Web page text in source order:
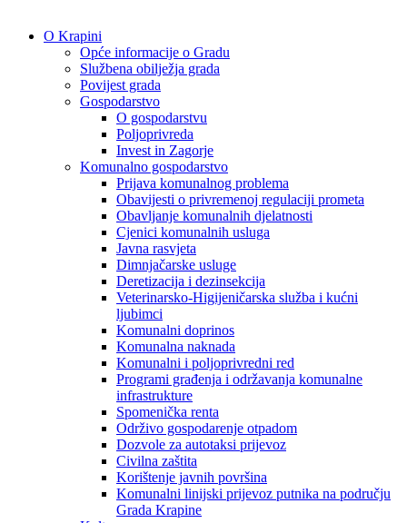
O Krapini
Opće informacije o Gradu
Službena obilježja grada
Povijest grada
Gospodarstvo
O gospodarstvu
Poljoprivreda
Invest in Zagorje
Komunalno gospodarstvo
Prijava komunalnog problema
Obavijesti o privremenoj regulaciji prometa
Obavljanje komunalnih djelatnosti
Cjenici komunalnih usluga
Javna rasvjeta
Dimnjačarske usluge
Deretizacija i dezinsekcija
Veterinarsko-Higijeničarska služba i kućni
ljubimci
Komunalni doprinos
Komunalna naknada
Komunalni i poljoprivredni red
Programi građenja i održavanja komunalne
infrastrukture
Spomenička renta
Održivo gospodarenje otpadom
Dozvole za autotaksi prijevoz
Civilna zaštita
Korištenje javnih površina
Komunalni linijski prijevoz putnika na području
Grada Krapine